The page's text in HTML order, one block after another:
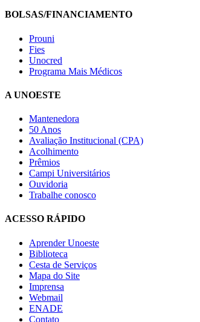
BOLSAS/FINANCIAMENTO
Prouni
Fies
Unocred
Programa Mais Médicos
A UNOESTE
Mantenedora
50 Anos
Avaliação Institucional (CPA)
Acolhimento
Prêmios
Campi Universitários
Ouvidoria
Trabalhe conosco
ACESSO RÁPIDO
Aprender Unoeste
Biblioteca
Cesta de Serviços
Mapa do Site
Imprensa
Webmail
ENADE
Contato